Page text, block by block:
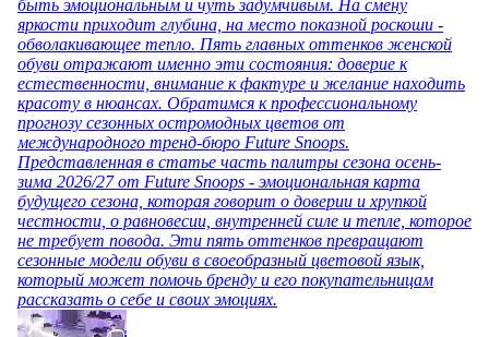
быть эмоциональным и чуть задумчивым. На смену
яркости приходит глубина, на место показной роскоши -
обволакивающее тепло. Пять главных оттенков женской
обуви отражают именно эти состояния: доверие к
естественности, внимание к фактуре и желание находить
красоту в нюансах. Обратимся к профессиональному
прогнозу сезонных остромодных цветов от
международного тренд-бюро Future Snoops.
Представленная в статье часть палитры сезона осень-
зима 2026/27 от Future Snoops - эмоциональная карта
будущего сезона, которая говорит о доверии и хрупкой
честности, о равновесии, внутренней силе и тепле, которое
не требует повода. Эти пять оттенков превращают
сезонные модели обуви в своеобразный цветовой язык,
который может помочь бренду и его покупательницам
рассказать о себе и своих эмоциях.